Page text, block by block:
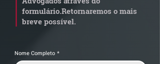
transportadoras
formulário.Retornaremos o mais
breve possível.
Nome Completo *